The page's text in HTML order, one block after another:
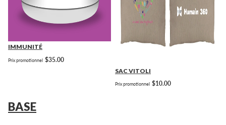
IMMUNITÉ
Prix promotionnel $35.00
SAC VITOLI
Prix promotionnel $10.00
BASE